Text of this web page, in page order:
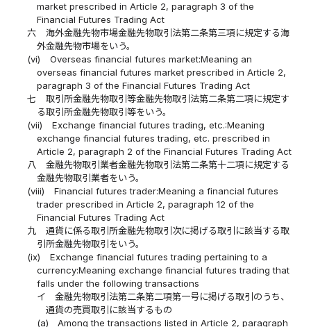
market prescribed in Article 2, paragraph 3 of the
Financial Futures Trading Act
六
海外金融先物市場金融先物取引法第二条第三項に規定する海
外金融先物市場をいう。
(vi)
Overseas financial futures market:Meaning an
overseas financial futures market prescribed in Article 2,
paragraph 3 of the Financial Futures Trading Act
七
取引所金融先物取引等金融先物取引法第二条第二項に規定す
る取引所金融先物取引等をいう。
(vii)
Exchange financial futures trading, etc.:Meaning
exchange financial futures trading, etc. prescribed in
Article 2, paragraph 2 of the Financial Futures Trading Act
八
金融先物取引業者金融先物取引法第二条第十二項に規定する
金融先物取引業者をいう。
(viii)
Financial futures trader:Meaning a financial futures
trader prescribed in Article 2, paragraph 12 of the
Financial Futures Trading Act
九
通貨に係る取引所金融先物取引次に掲げる取引に該当する取
引所金融先物取引をいう。
(ix)
Exchange financial futures trading pertaining to a
currency:Meaning exchange financial futures trading that
falls under the following transactions
イ
金融先物取引法第二条第二項第一号に掲げる取引のうち、
通貨の売買取引に該当するもの
(a)
Among the transactions listed in Article 2, paragraph